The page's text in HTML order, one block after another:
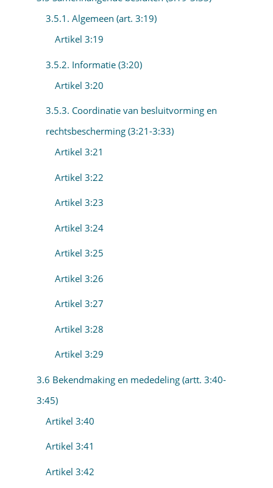
3.5.1. Algemeen (art. 3:19)
Artikel 3:19
3.5.2. Informatie (3:20)
Artikel 3:20
3.5.3. Coordinatie van besluitvorming en
rechtsbescherming (3:21-3:33)
Artikel 3:21
Artikel 3:22
Artikel 3:23
Artikel 3:24
Artikel 3:25
Artikel 3:26
Artikel 3:27
Artikel 3:28
Artikel 3:29
3.6 Bekendmaking en mededeling (artt. 3:40-
3:45)
Artikel 3:40
Artikel 3:41
Artikel 3:42